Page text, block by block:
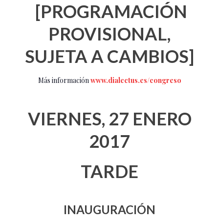
[PROGRAMACIÓN
PROVISIONAL,
SUJETA A CAMBIOS]
Más informaciónwww.dialectus.es/congreso
VIERNES, 27 ENERO
2017
TARDE
INAUGURACIÓN